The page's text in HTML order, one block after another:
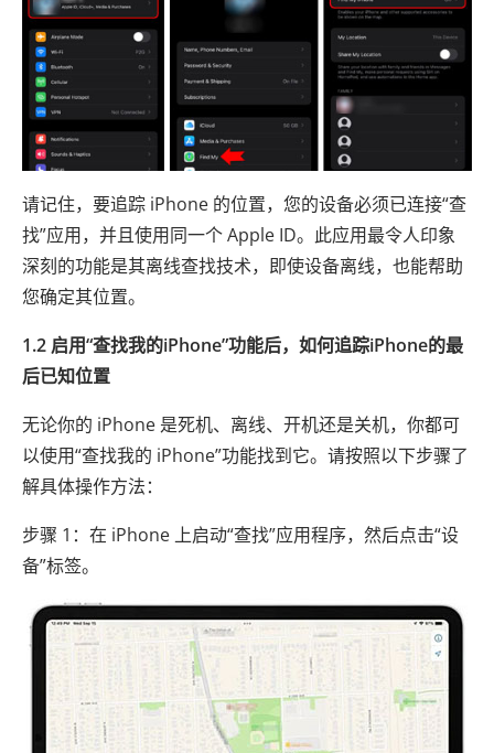
请记住，要追踪 iPhone 的位置，您的设备必须已连接“查
找”应用，并且使用同一个 Apple ID。此应用最令人印象
深刻的功能是其离线查找技术，即使设备离线，也能帮助
您确定其位置。
1.2 启用“查找我的iPhone”功能后，如何追踪iPhone的最
后已知位置
无论你的 iPhone 是死机、离线、开机还是关机，你都可
以使用“查找我的 iPhone”功能找到它。请按照以下步骤了
解具体操作方法：
步骤 1：在 iPhone 上启动“查找”应用程序，然后点击“设
备”标签。